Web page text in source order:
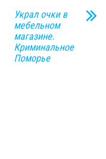
Украл очки в
мебельном
магазине.
Криминальное
Поморье